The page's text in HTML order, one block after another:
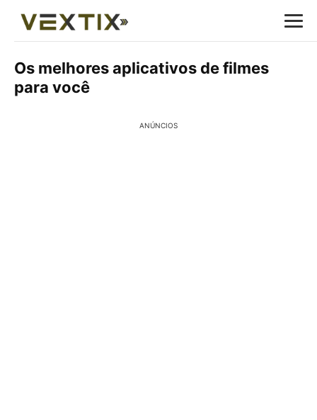
Os melhores aplicativos de filmes
para você
ANÚNCIOS